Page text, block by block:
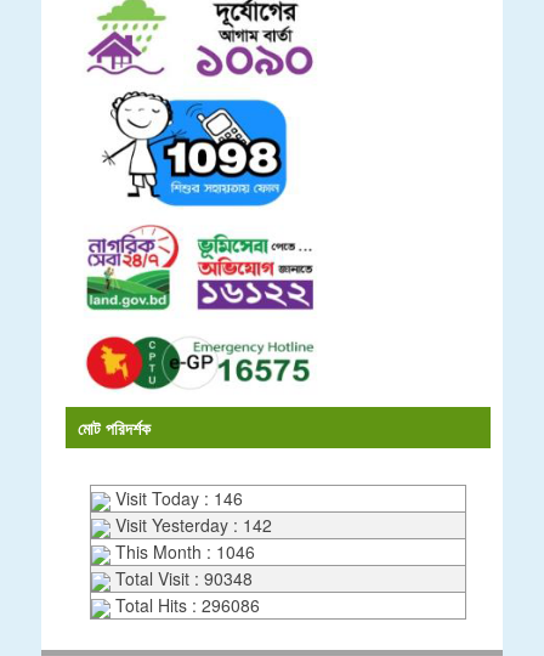
মোট পরিদর্শক
Visit Today : 146
Visit Yesterday : 142
This Month : 1046
Total Visit : 90348
Total Hits : 296086